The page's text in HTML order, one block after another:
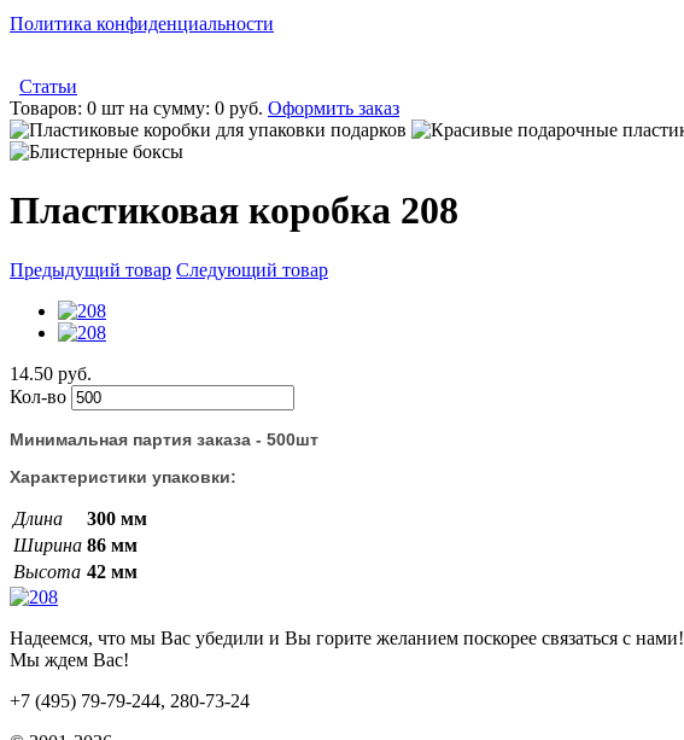
Политика конфиденциальности
Статьи
Товаров: 0 шт на сумму: 0 руб. Оформить заказ
Пластиковая коробка 208
Предыдущий товар Следующий товар
14.50 руб.
Кол-во
Минимальная партия заказа - 500шт
Характеристики упаковки:
Длина
300 мм
Ширина 86 мм
Высота 42 мм
Надеемся, что мы Вас убедили и Вы горите желанием поскорее связаться с нами!
Мы ждем Вас!
+7 (495) 79-79-244, 280-73-24